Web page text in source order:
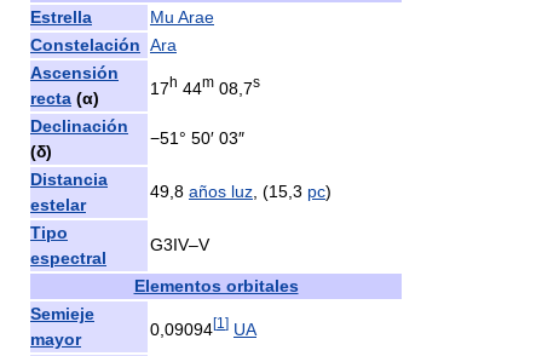
Estrella
Mu Arae
Constelación Ara
Ascensión
recta (α)
17h 44m 08,7s
Declinación
(δ)
−51° 50′ 03″
Distancia
estelar
49,8 años luz , (15,3 pc)
Tipo
espectral
G3IV–V
Elementos orbitales
Semieje
mayor
0,09094[1 ] UA